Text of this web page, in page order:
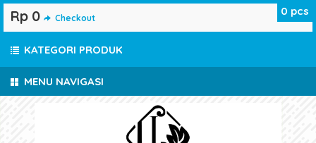
MENU NAVIGASI
0 pcs
Rp 0 Checkout
KATEGORI PRODUK